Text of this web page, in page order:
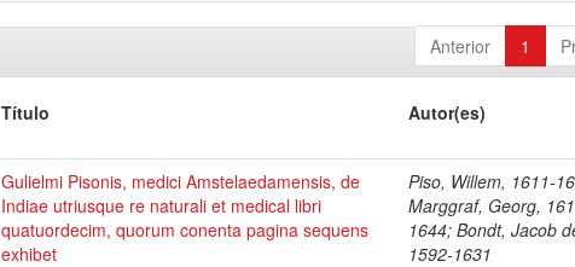
Anterior 1
Título Autor(es)
Gulielmi Pisonis, medici Amstelaedamensis, de
Indiae utriusque re naturali et medical libri
quatuordecim, quorum conenta pagina sequens
exhibet
Piso, Willem, 1611-
Marggraf, Georg,
1644; Bondt, Jacob
1592-1631